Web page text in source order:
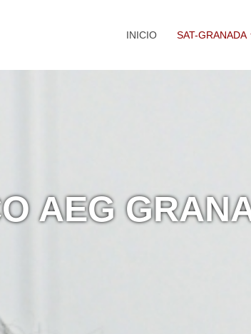
INICIO SAT-GRANADA
AEG